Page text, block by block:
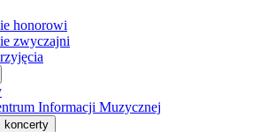
honorowi
zwyczajni
Informacji Muzycznej
koncerty